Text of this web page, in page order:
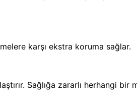
karşı ekstra koruma sağlar.
Sağlığa zararlı herhangi bir